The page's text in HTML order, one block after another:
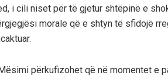
i cili niset për të gjetur shtëpinë e
morale që e shtyn të sfidojë
përkufizohet që në momentet e